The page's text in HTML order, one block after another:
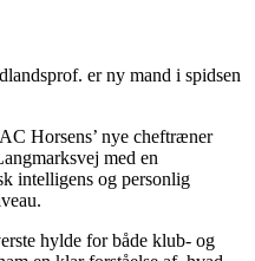
er ny mand i spidsen
Horsens’ nye cheftræner
med en
intelligens og personlig
hylde for både klub- og